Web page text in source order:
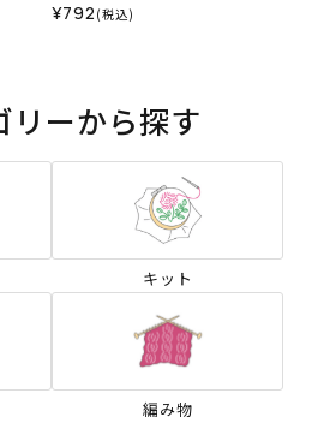
¥792 (税込)
リーから探す
キット
編み物